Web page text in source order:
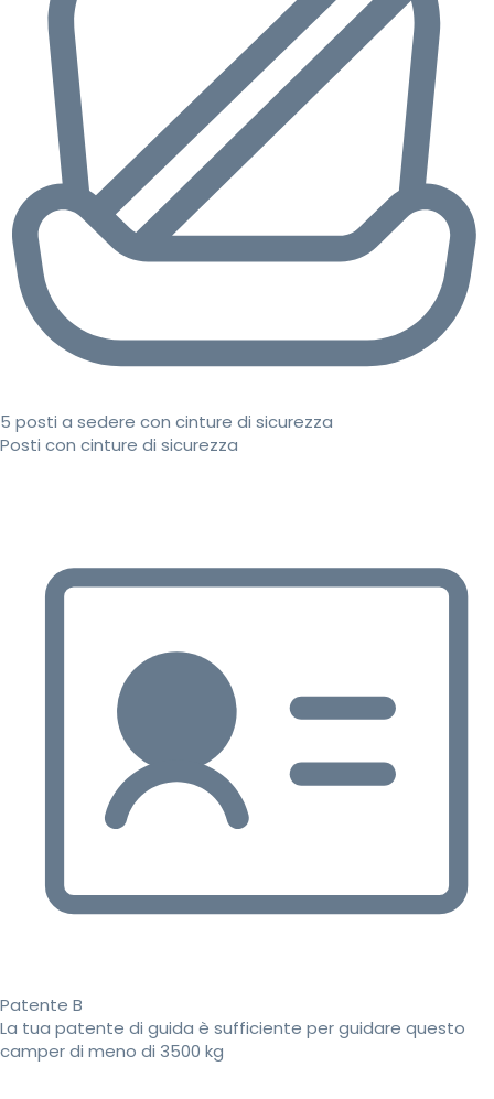
5 posti a sedere con cinture di sicurezza
Posti con cinture di sicurezza
Patente B
La tua patente di guida è sufficiente per guidare questo
camper di meno di 3500 kg